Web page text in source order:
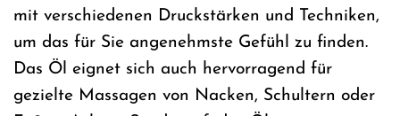
mit verschiedenen Druckstärken und Techniken,
um das für Sie angenehmste Gefühl zu finden.
Das Öl eignet sich auch hervorragend für
gezielte Massagen von Nacken, Schultern oder